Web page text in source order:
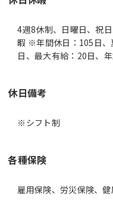
4週8休制、日曜日、祝
暇 ※年間休日：105日、
日、最大有給：20日、
休日備考
※シフト制
各種保険
雇用保険、労災保険、